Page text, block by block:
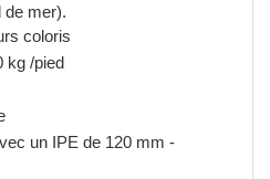
de mer).
coloris
kg /pied
un IPE de 120 mm -